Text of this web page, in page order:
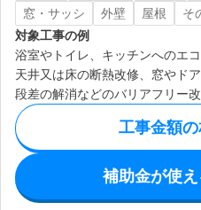
窓・サッシ
外壁 屋根
そ
対象工事の例
浴室やトイレ、キッチンへのエ
天井又は床の断熱改修、窓やド
段差の解消などのバリアフリー
工事金額
補助金が使